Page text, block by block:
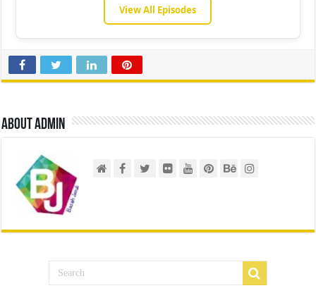
View All Episodes
About admin